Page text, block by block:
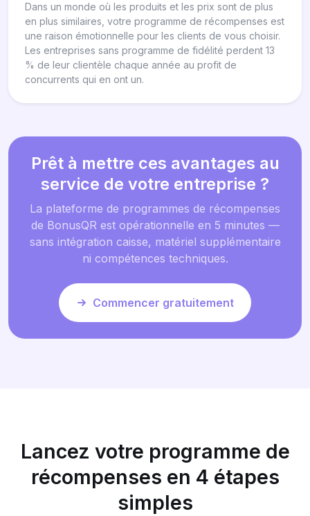
Dans un monde où les produits et les prix sont de plus
en plus similaires, votre programme de récompenses est
une raison émotionnelle pour les clients de vous choisir.
Les entreprises sans programme de fidélité perdent 13
% de leur clientèle chaque année au profit de
concurrents qui en ont un.
Prêt à mettre ces avantages au
service de votre entreprise ?
La plateforme de programmes de récompenses
de BonusQR est opérationnelle en 5 minutes —
sans intégration caisse, matériel supplémentaire
ni compétences techniques.
Commencer gratuitement
Lancez votre programme de
récompenses en 4 étapes
simples